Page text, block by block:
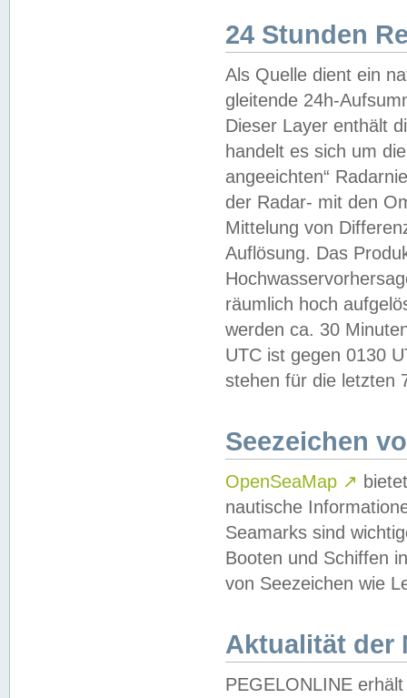
24 Stunden
Als Quelle dient ein
gleitende 24h-
Dieser Layer enthält
handelt es sich um
angeeichten“
der Radar- mit den
Mittelung von
Auflösung. Das
räumlich hoch
werden ca. 30
UTC ist gegen 0130
stehen für die letzten
Seezeichen
OpenSeaMap ↗
nautische
Seamarks sind
Booten und Schiffen
von Seezeichen wie
Aktualität der
PEGELONLINE